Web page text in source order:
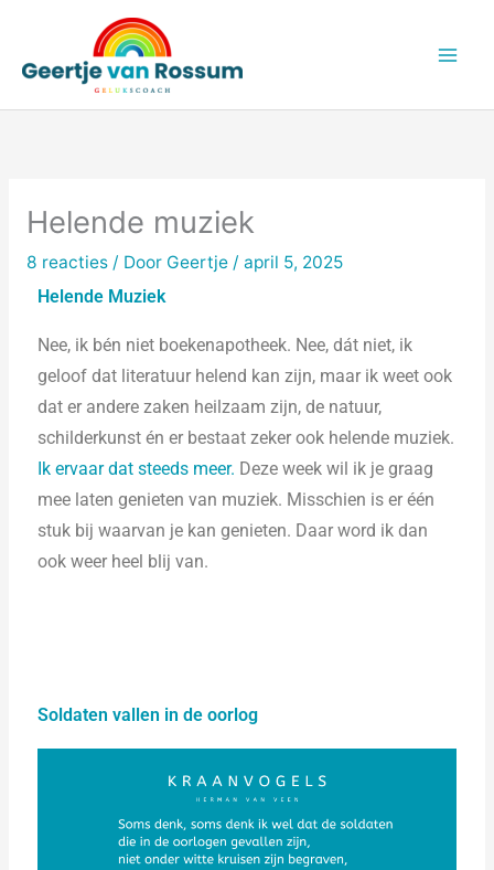
inhoud
Helende muziek
8 reacties / Door Geertje / april 5, 2025
Helende Muziek
Nee, ik bén niet boekenapotheek. Nee, dát niet, ik
geloof dat literatuur helend kan zijn, maar ik weet ook
dat er andere zaken heilzaam zijn, de natuur,
schilderkunst én er bestaat zeker ook helende muziek.
Ik ervaar dat steeds meer. Deze week wil ik je graag
mee laten genieten van muziek. Misschien is er één
stuk bij waarvan je kan genieten. Daar word ik dan
ook weer heel blij van.
Soldaten vallen in de oorlog